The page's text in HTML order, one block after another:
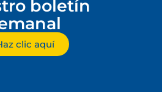
boletín
clic aquí